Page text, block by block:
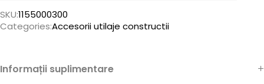
SKU:1155000300
Categories:Accesorii utilaje constructii
Informații suplimentare